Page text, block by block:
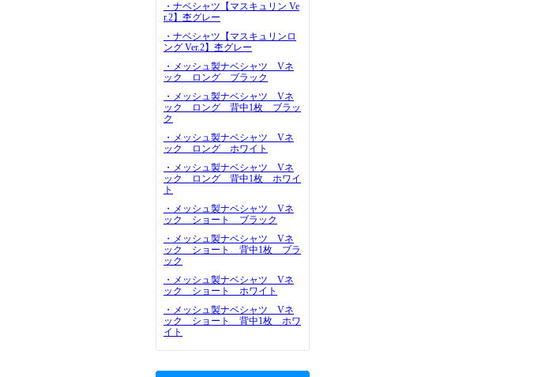
・ナベシャツ【マスキュリン Ve
r.2】杢グレー
・ナベシャツ【マスキュリンロ
ング Ver.2】杢グレー
・メッシュ製ナベシャツ Vネ
ック ロング ブラック
・メッシュ製ナベシャツ Vネ
ック ロング 背中1枚 ブラッ
ク
・メッシュ製ナベシャツ Vネ
ック ロング ホワイト
・メッシュ製ナベシャツ Vネ
ック ロング 背中1枚 ホワイ
ト
・メッシュ製ナベシャツ Vネ
ック ショート ブラック
・メッシュ製ナベシャツ Vネ
ック ショート 背中1枚 ブラ
ック
・メッシュ製ナベシャツ Vネ
ック ショート ホワイト
・メッシュ製ナベシャツ Vネ
ック ショート 背中1枚 ホワ
イト